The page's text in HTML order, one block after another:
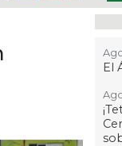
El